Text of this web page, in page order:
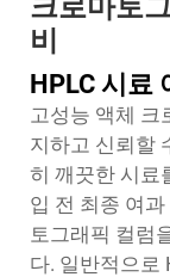
크로마토
비
HPLC 시료
고성능 액체 크
지하고 신뢰할
히 깨끗한 시료
입 전 최종 여
토그래픽 컬럼
다. 일반적으로